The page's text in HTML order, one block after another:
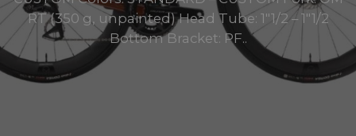
RT (350 g, unpainted) Head Tube: 1″1/2 – 1″1/2
Bottom Bracket: PF..